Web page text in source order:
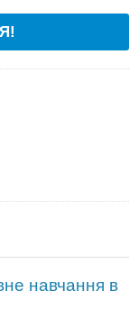
навчання в